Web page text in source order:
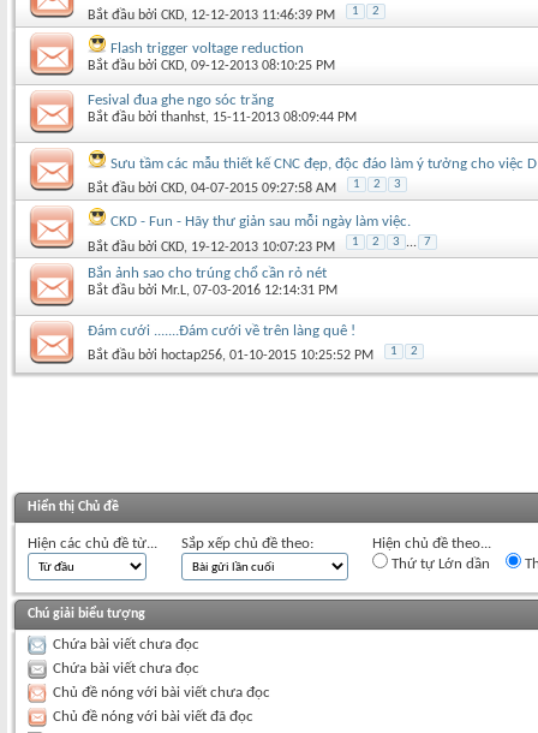
Bắt đầu bởi CKD‎, 12-12-2013 11:46:39 PM 1 2
Flash trigger voltage reduction
Bắt đầu bởi CKD‎, 09-12-2013 08:10:25 PM
Fesival đua ghe ngo sóc trăng
Bắt đầu bởi thanhst‎, 15-11-2013 08:09:44 PM
Sưu tầm các mẫu thiết kế CNC đẹp, độc đáo làm ý tưởng cho việc
Bắt đầu bởi CKD‎, 04-07-2015 09:27:58 AM 1 2 3
CKD - Fun - Hãy thư giản sau mỗi ngày làm việc.
Bắt đầu bởi CKD‎, 19-12-2013 10:07:23 PM 1 2 3 ... 7
Bắn ảnh sao cho trúng chổ cần rỏ nét
Bắt đầu bởi Mr.L‎, 07-03-2016 12:14:31 PM
Đám cưới .......Đám cưới về trên làng quê !
Bắt đầu bởi hoctap256‎, 01-10-2015 10:25:52 PM 1 2
Hiển thị Chủ đề
Hiện các chủ đề từ... Sắp xếp chủ đề theo:
Hiện chủ đề theo...
Thứ tự Lớn dần
Chú giải biểu tượng
Chứa bài viết chưa đọc
Chứa bài viết chưa đọc
Chủ đề nóng với bài viết chưa đọc
Chủ đề nóng với bài viết đã đọc